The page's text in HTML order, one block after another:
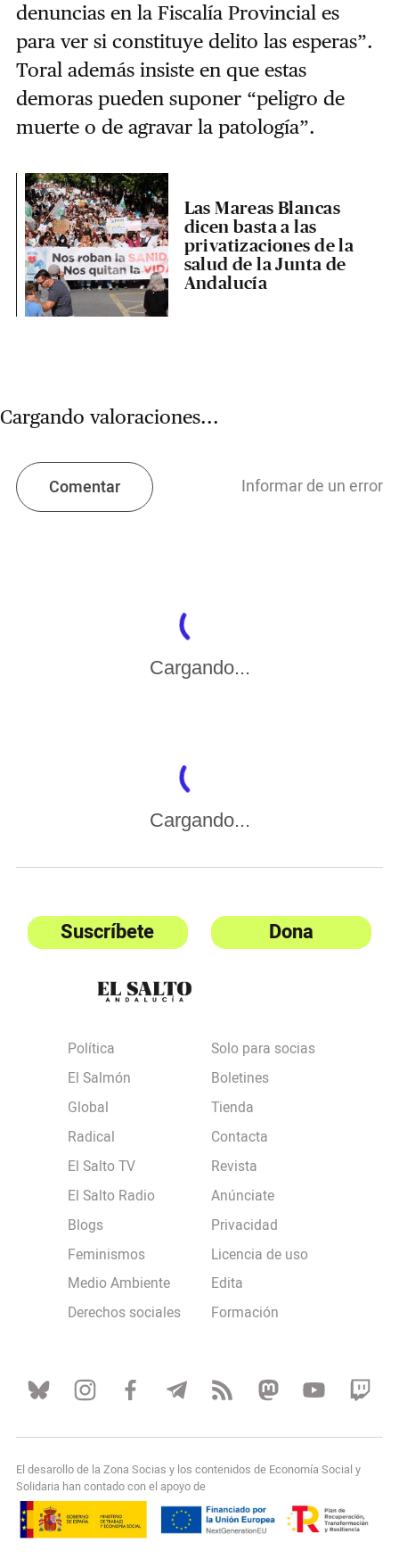
denuncias en la Fiscalía Provincial es
para ver si constituye delito las esperas”.
Toral además insiste en que estas
demoras pueden suponer “peligro de
muerte o de agravar la patología”.
Las Mareas Blancas
dicen basta a las
privatizaciones de la
salud de la Junta de
Andalucía
Cargando valoraciones...
Comentar Informar de un error
Cargando...
Cargando...
Suscríbete Dona
Política
El Salmón
Global
Radical
El Salto TV
El Salto Radio
Blogs
Feminismos
Medio Ambiente
Derechos sociales
Solo para socias
Boletines
Tienda
Contacta
Revista
Anúnciate
Privacidad
Licencia de uso
Edita
Formación
El desarollo de la Zona Socias y los contenidos de Economía Social y
Solidaria han contado con el apoyo de